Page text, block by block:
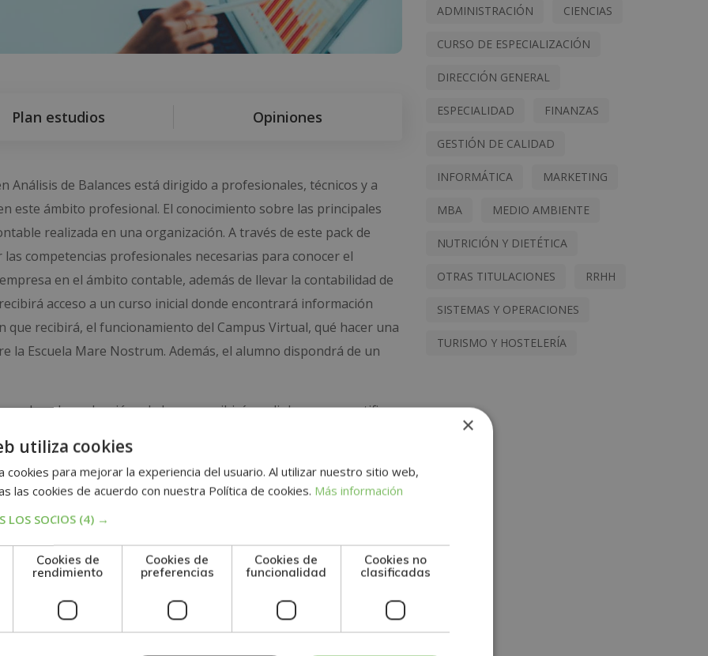
Plan estudios Opiniones
Análisis de Balances está dirigido a profesionales, técnicos y a
este ámbito profesional. El conocimiento sobre las principales
realizada en una organización. A través de este pack de
competencias profesionales necesarias para conocer el
en el ámbito contable, además de llevar la contabilidad de
acceso a un curso inicial donde encontrará información
recibirá, el funcionamiento del Campus Virtual, qué hacer una
la Escuela Mare Nostrum. Además, el alumno dispondrá de un
de evaluación, el alumno recibirá un diploma que certifica
EN ANÁLISIS DE BALANCES”, de la ESCUELA MARE NOSTRUM,
asociación española de escuelas de negocios.
ADMINISTRACIÓN CIENCIAS
CURSO DE ESPECIALIZACIÓN
DIRECCIÓN GENERAL
ESPECIALIDAD FINANZAS
GESTIÓN DE CALIDAD
INFORMÁTICA MARKETING
MBA MEDIO AMBIENTE
NUTRICIÓN Y DIETÉTICA
OTRAS TITULACIONES RRHH
SISTEMAS Y OPERACIONES
TURISMO Y HOSTELERÍA
×
utiliza cookies
cookies para mejorar la experiencia del usuario. Al utilizar nuestro sitio web,
las cookies de acuerdo con nuestra Política de cookies. Más información
LOS SOCIOS (4) →
Cookies de
rendimiento
Cookies de
preferencias
Cookies de
funcionalidad
Cookies no
clasificadas